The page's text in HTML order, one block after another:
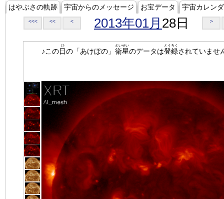
はやぶさの軌跡 宇宙からのメッセージ お宝データ 宇宙カレン
<<< << < 2013年01月 28日 >
♪この日
ひ
の「あけぼの」 衛星
えいせい
のデータは登録
とうろく
されていませ